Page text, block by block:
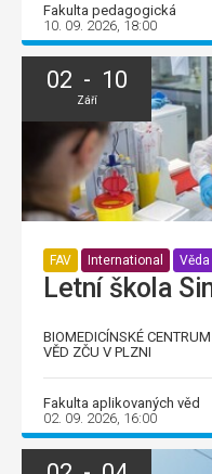
Fakulta pedagogická
10. 09. 2026, 18:00
02 - 10
Září
FAV International
Letní škola
BIOMEDICÍNSKÉ
VĚD ZČU V PLZNI
Fakulta aplikovaných věd
02. 09. 2026, 16:00